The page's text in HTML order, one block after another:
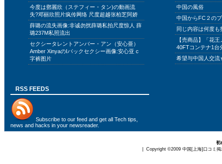
今度は鄧麗欣（ステフィー・タン)の動画流
失?邓丽欣照片疯传网络 尺度超越张柏芝阿娇
薛璐の流失画像:非诚勿扰薛璐私拍尺度惊人 薛
璐237M私照流出
セクシータレントアンバー・アン（安心亜）
Amber XinyaのIバックセクシー画像:安心亚 c
字裤图片
中国の風俗
中国からFC２の
同じ内容は何度
【売商品】「花
40FTコンテナ1台
希望与中国人交
RSS FEEDS
Subscribe to our feed and get all Tech tips,
news and hacks in your newsreader.
初
| Copyright ©2009 中国[上海]口コミ掲